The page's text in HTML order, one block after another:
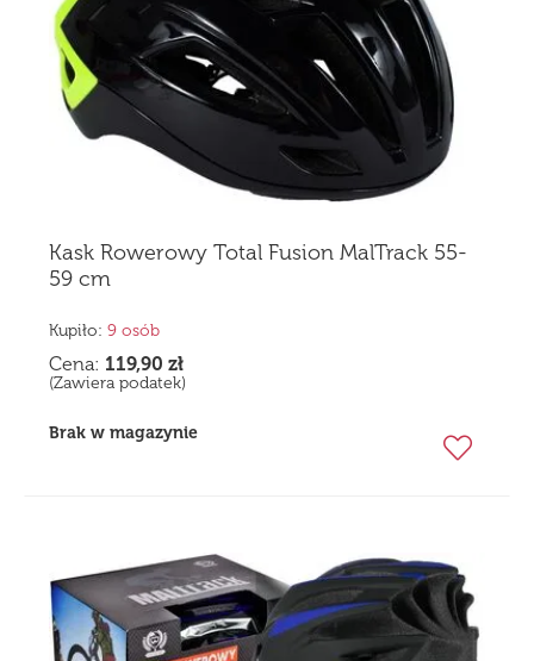
Kask Rowerowy Total Fusion MalTrack 55-
59 cm
Kupiło: 9 osób
Cena: 119,90 zł
(Zawiera podatek)
Brak w magazynie